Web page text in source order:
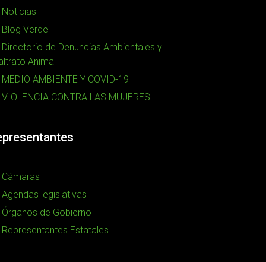
Noticias
Blog Verde
Directorio de Denuncias Ambientales y
Animal
MEDIO AMBIENTE Y COVID-19
VIOLENCIA CONTRA LAS MUJERES
Cámaras
Agendas legislativas
Órganos de Gobierno
Representantes Estatales